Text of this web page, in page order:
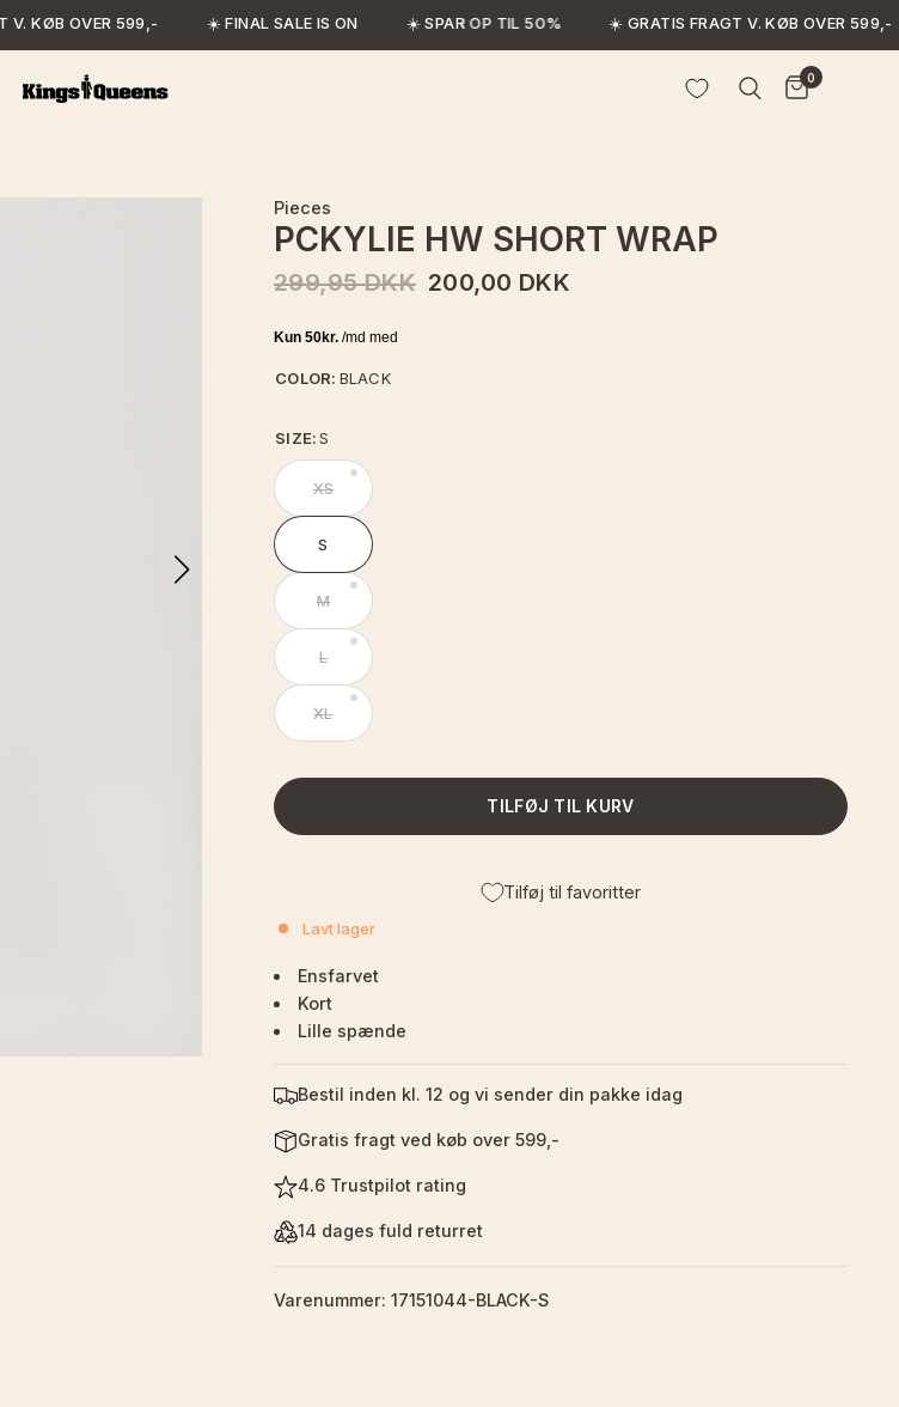
KØB OVER 599,- ☀️ FINAL SALE IS ON ☀️ SPAR OP TIL 50% ☀️ GRATIS FRAGT V. KØB OVER 599,-
0
Pieces
PCKYLIE HW SHORT WRAP
299,95 DKK 200,00 DKK
COLOR: BLACK
SIZE: S
XS
S
M
L
XL
TILFØJ TIL KURV
Tilføj til favoritter
Lavt lager
Ensfarvet
Kort
Lille spænde
Bestil inden kl. 12 og vi sender din pakke idag
Gratis fragt ved køb over 599,-
4.6 Trustpilot rating
14 dages fuld returret
Varenummer: 17151044-BLACK-S